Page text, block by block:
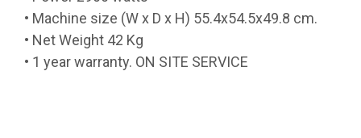
• Machine size (W x D x H) 55.4x54.5x49.8 cm.
• Net Weight 42 Kg
• 1 year warranty. ON SITE SERVICE